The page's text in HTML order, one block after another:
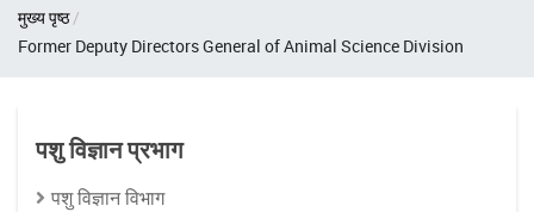
पग
चिन्ह
मुख्य पृष्ठ
Former Deputy Directors General of Animal Science Division
पशु विज्ञान प्रभाग
पशु विज्ञान विभाग